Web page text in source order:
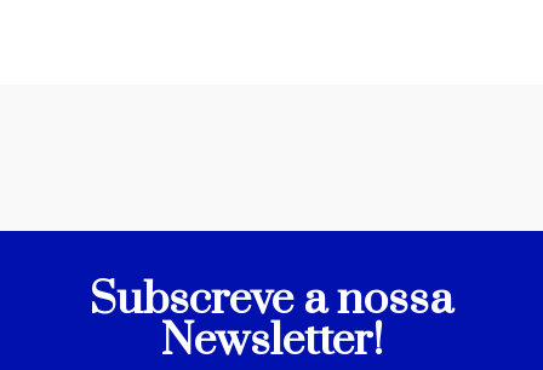
Subscreve a nossa
Newsletter!